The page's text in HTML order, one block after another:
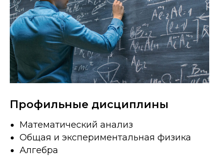
Профильные дисциплины
Математический анализ
Общая и экспериментальная физика
Алгебра